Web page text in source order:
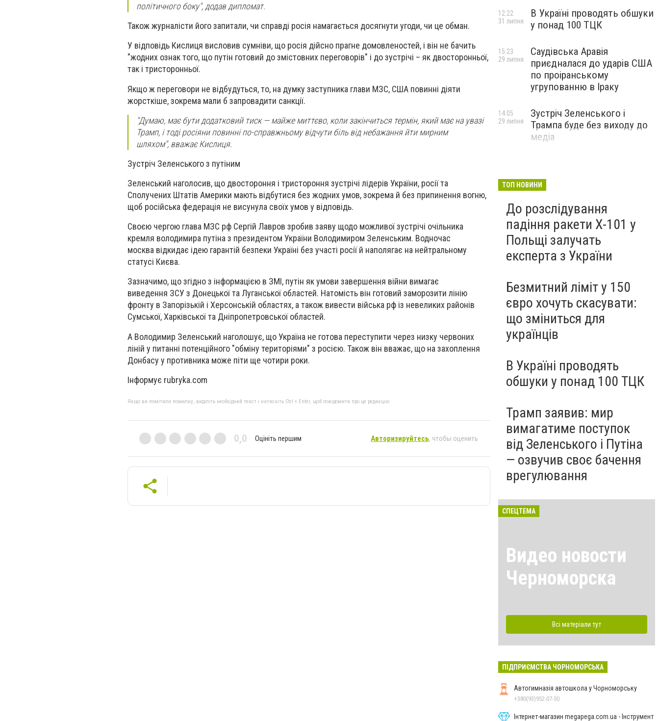
політичного боку", додав дипломат.
Також журналісти його запитали, чи справді росія намагається досягнути угоди, чи це обман.
У відповідь Кислиця висловив сумніви, що росія дійсно прагне домовленостей, і він не бачить
"жодних ознак того, що путін готовий до змістовних переговорів" і до зустрічі – як двосторонньої,
так і тристоронньої.
Якщо ж переговори не відбудуться, то, на думку заступника глави МЗС, США повинні діяти
жорсткіше, зокрема мали б запровадити санкції.
"Думаю, має бути додатковий тиск — майже миттєво, коли закінчиться термін, який має на увазі
Трамп, і тоді росіяни повинні по-справжньому відчути біль від небажання йти мирним
шляхом", вважає Кислиця.
Зустріч Зеленського з путіним
Зеленський наголосив, що двостороння і тристороння зустрічі лідерів України, росії та
Сполучених Штатів Америки мають відбутися без жодних умов, зокрема й без припинення вогню,
щоб російська федерація не висунула своїх умов у відповідь.
Своєю чергою глава МЗС рф Сергій Лавров зробив заяву щодо можливої зустрічі очільника
кремля володимира путіна з президентом України Володимиром Зеленським. Водночас
москва відкидає ідею гарантій безпеки Україні без участі росії й наполягає на нейтральному
статусі Києва.
Зазначимо, що згідно з інформацією в ЗМІ, путін як умови завершення війни вимагає
виведення ЗСУ з Донецької та Луганської областей. Натомість він готовий заморозити лінію
фронту в Запорізькій і Херсонській областях, а також вивести війська рф із невеликих районів
Сумської, Харківської та Дніпропетровської областей.
А Володимир Зеленський наголошує, що Україна не готова переступити через низку червоних
ліній у питанні потенційного "обміну територіями" з росією. Також він вважає, що на захоплення
Донбасу у противника може піти ще чотири роки.
Інформує rubryka.com
Якщо ви помітили помилку, виділіть необхідний текст і натисніть Ctrl + Enter, щоб повідомити про це редакцію
0,0 Оцініть першим Авторизируйтесь, чтобы оценить
В Україні проводять обшуки
у понад 100 ТЦК
12:22
31 липня
Саудівська Аравія
приєдналася до ударів США
по проіранському
угрупованню в Іраку
15:23
29 липня
Зустріч Зеленського і
Трампа буде без виходу до
медіа
14:05
29 липня
ТОП НОВИНИ
До розслідування
падіння ракети Х-101 у
Польщі залучать
експерта з України
Безмитний ліміт у 150
євро хочуть скасувати:
що зміниться для
українців
В Україні проводять
обшуки у понад 100 ТЦК
Трамп заявив: мир
вимагатиме поступок
від Зеленського і Путіна
— озвучив своє бачення
врегулювання
СПЕЦТЕМА
Видео новости
Черноморска
Всі матеріали тут
ПІДПРИЄМСТВА ЧОРНОМОРСЬКА
Автогимназія автошкола у Чорноморську
+380(93)952-07-50
Інтернет-магазин megapega.com.ua - Інструмент